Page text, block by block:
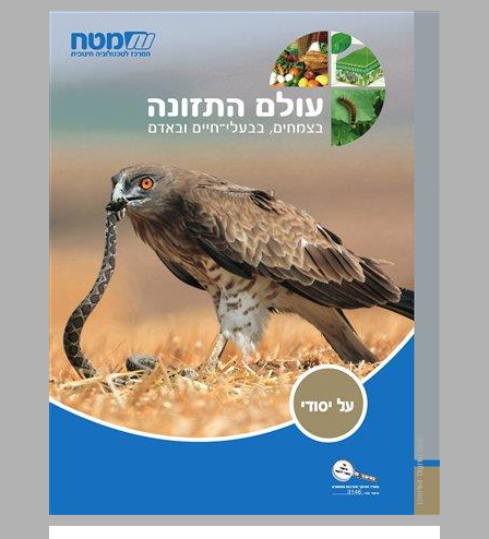
עולם התזונה בצמחים, בבעלי–חיים ובאדם ... 0